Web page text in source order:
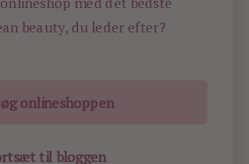
- ALL RIGHTS RESERVED -
beauty, du leder efter?
onlineshoppen
til bloggen